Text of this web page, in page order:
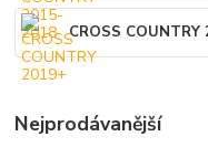
CROSS COUNTRY
Nejprodávanější